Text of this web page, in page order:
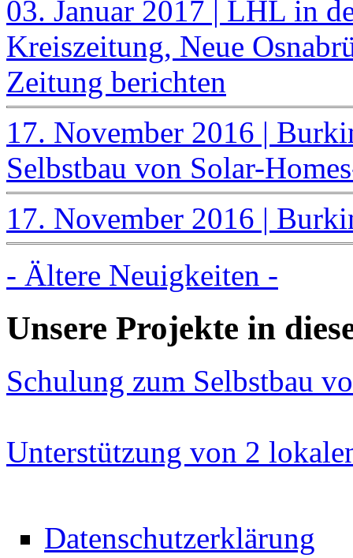
03. Januar 2017 | LHL in
Kreiszeitung, Neue
Zeitung berichten
17. November 2016 |
Selbstbau von Solar-
17. November 2016 |
- Ältere Neuigkeiten -
Unsere Projekte in
Schulung zum Selbstbau
Unterstützung von 2
Datenschutzerklärung